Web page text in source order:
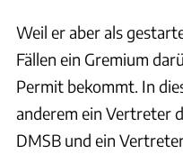
Weil er aber als
Fällen ein Gremium
Permit bekommt. In
anderem ein Vertreter
DMSB und ein